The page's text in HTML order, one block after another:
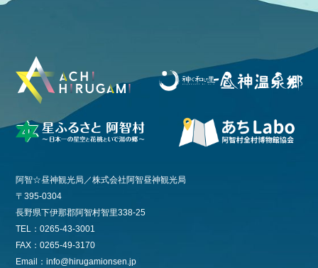
阿智☆昼神観光局／株式会社阿智昼神観光局
〒395-0304
長野県下伊那郡阿智村智里338-25
TEL：0265-43-3001
FAX：0265-49-3170
Email：info@hirugamionsen.jp